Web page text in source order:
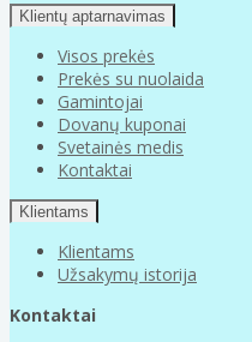
Klientų aptarnavimas
Visos prekės
Prekės su nuolaida
Gamintojai
Dovanų kuponai
Svetainės medis
Kontaktai
Klientams
Klientams
Užsakymų istorija
Kontaktai